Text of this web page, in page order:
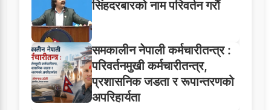
सिंहदरबारको नाम परिवर्तन गरौं
समकालीन नेपाली कर्मचारीतन्त्र :
परिवर्तनमुखी कर्मचारीतन्त्र,
प्रशासनिक जडता र रूपान्तरणको
अपरिहार्यता